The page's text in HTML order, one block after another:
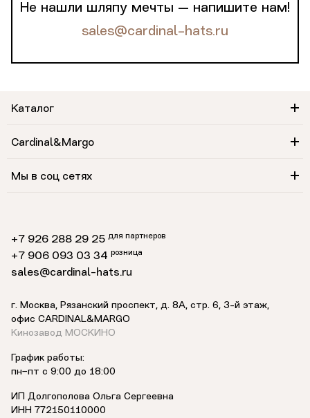
Не нашли шляпу мечты — напишите нам!
sales@cardinal-hats.ru
Каталог
Cardinal&Margo
Мы в соц сетях
+7 926 288 29 25 для партнеров
+7 906 093 03 34 розница
sales@cardinal-hats.ru
г. Москва, Рязанский проспект, д. 8А, стр. 6, 3-й этаж
офис CARDINAL&MARGO
Кинозавод МОСКИНО
График работы:
пн−пт с 9:00 до 18:00
ИП Долгополова Ольга Сергеевна
ИНН 772150110000